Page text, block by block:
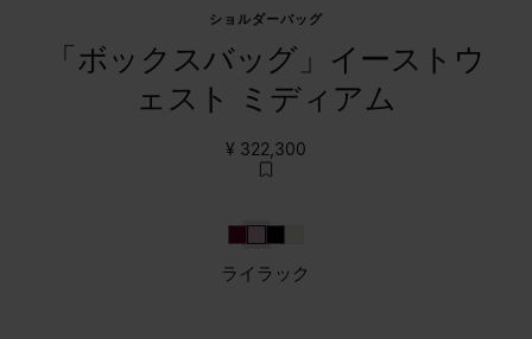
ショルダーバッグ
「ボックスバッグ」イーストウ
ェスト ミディアム
¥ 322,300
ボルドー
ライラック
ライラック
ブラック